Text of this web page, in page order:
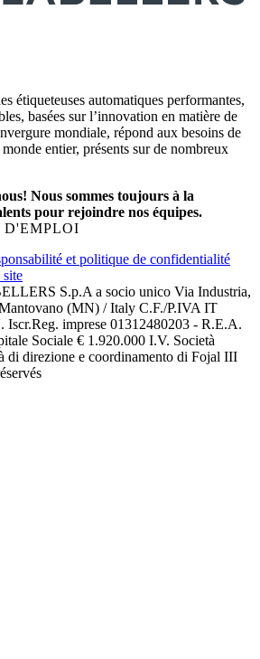
étiqueteuses automatiques performantes,
basées sur l’innovation en matière de
mondiale, répond aux besoins de
entier, présents sur de nombreux
Nous sommes toujours à la
pour rejoindre nos équipes.
D'EMPLOI
et politique de confidentialité
S.p.A a socio unico Via Industria,
(MN) / Italy C.F./P.IVA IT
Iscr.Reg. imprese 01312480203 - R.E.A.
Sociale € 1.920.000 I.V. Società
di direzione e coordinamento di Fojal III